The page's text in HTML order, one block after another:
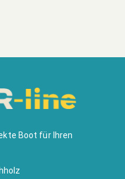
Boot für Ihren